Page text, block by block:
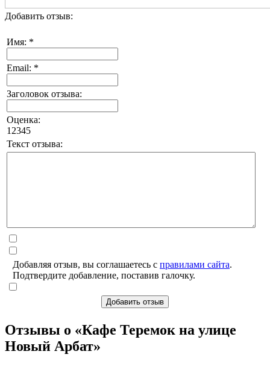
Добавить отзыв:
Имя: *
Email: *
Заголовок отзыва:
Оценка:
1 2345
Текст отзыва:
Добавляя отзыв, вы соглашаетесь с правилами сайта.
Подтвердите добавление, поставив галочку.
Добавить отзыв
Отзывы о «Кафе Теремок на улице
Новый Арбат»